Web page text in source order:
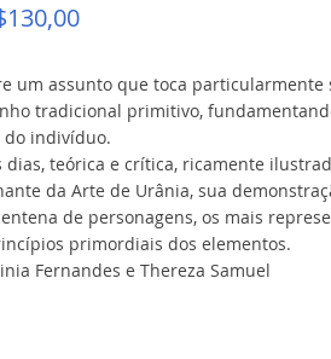
um assunto que toca particularmente
tradicional primitivo,
do indivíduo.
teórica e crítica, ricamente
da Arte de Urânia, sua
de personagens, os mais
primordiais dos elementos.
Fernandes e Thereza Samuel